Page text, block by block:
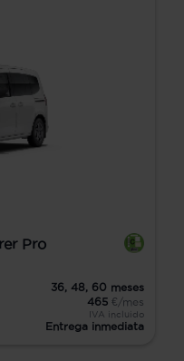
Pro
36, 48, 60 meses
465 €/mes
IVA incluido
Entrega inmediata